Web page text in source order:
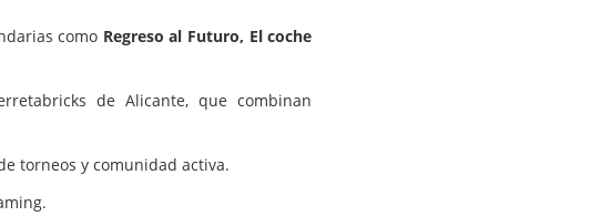
como Regreso al Futuro, El coche
de Alicante, que combinan
torneos y comunidad activa.